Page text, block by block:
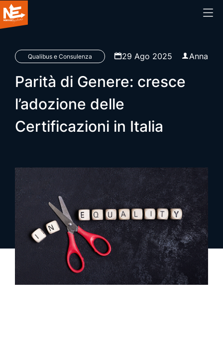
Home
Chi siamo
Cosa facciamo
Blog
Webinar
richiedi una demo
richiedi info
Qualibus e Consulenza 29 Ago 2025 Anna
Parità di Genere: cresce
l’adozione delle
Certificazioni in Italia